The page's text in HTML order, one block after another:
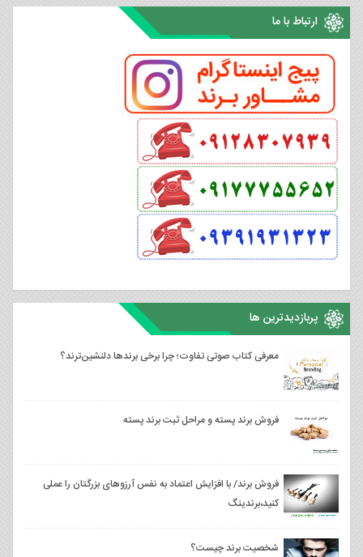
ارتباط با ما
پربازدیدترین ها
معرفی کتاب صوتی تفاوت؛ چرا برخی برندها دلنشین‌ترند؟
فروش برند پسته و مراحل ثبت برند پسته
فروش برند/ با افزایش اعتماد به نفس آرزوهای بزرگتان را عملی
کنید،برندینگ
شخصیت برند چیست؟